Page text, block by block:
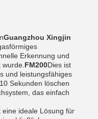
Guangzhou Xingjin
Erkennung und
FM200Dies ist
und leistungsfähiges
Sekunden löschen
das einfach
ideale Lösung für